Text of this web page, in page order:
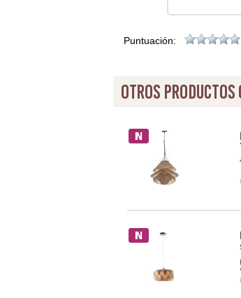
Puntuación:
otros productos